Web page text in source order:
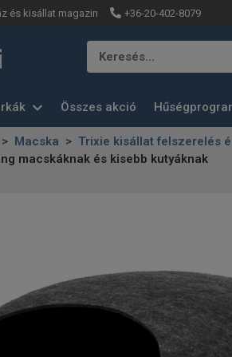
és kisállat magazin +36-20-402-8079
Keresés…
Összes akció
Macska Trixie kisállat felszerelés
macskáknak és kisebb kutyáknak